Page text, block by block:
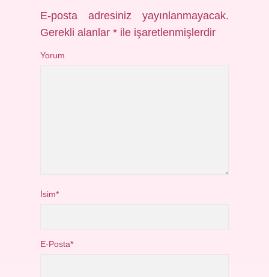
E-posta adresiniz yayınlanmayacak.
Gerekli alanlar* ile işaretlenmişlerdir
Yorum
İsim*
E-Posta*